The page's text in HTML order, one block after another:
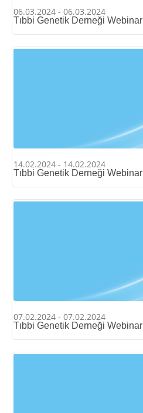
06.03.2024 - 06.03.2024
Tıbbi Genetik Derneği Webinar
14.02.2024 - 14.02.2024
Tıbbi Genetik Derneği Webinar
07.02.2024 - 07.02.2024
Tıbbi Genetik Derneği Webinar